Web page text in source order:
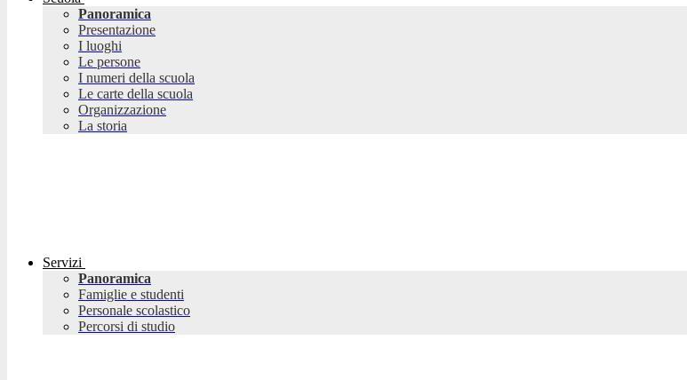
Panoramica
Presentazione
I luoghi
Le persone
I numeri della scuola
Le carte della scuola
Organizzazione
La storia
Servizi
Panoramica
Famiglie e studenti
Personale scolastico
Percorsi di studio